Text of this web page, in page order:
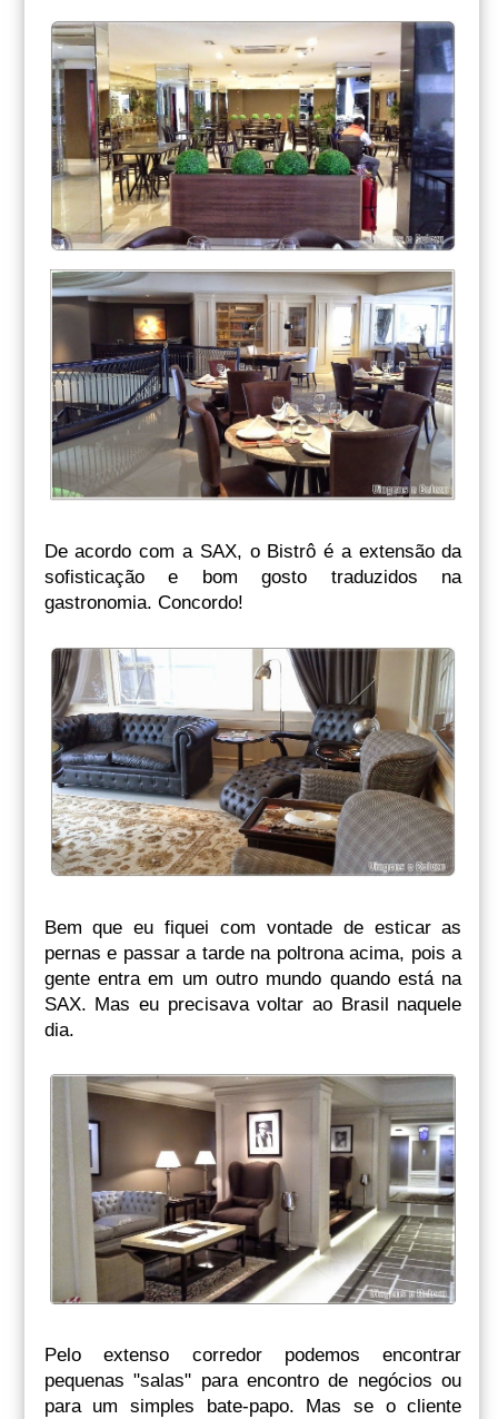
De acordo com a SAX, o Bistrô é a extensão da
sofisticação e bom gosto traduzidos na
gastronomia. Concordo!
Bem que eu fiquei com vontade de esticar as
pernas e passar a tarde na poltrona acima, pois a
gente entra em um outro mundo quando está na
SAX. Mas eu precisava voltar ao Brasil naquele
dia.
Pelo extenso corredor podemos encontrar
pequenas "salas" para encontro de negócios ou
para um simples bate-papo. Mas se o cliente